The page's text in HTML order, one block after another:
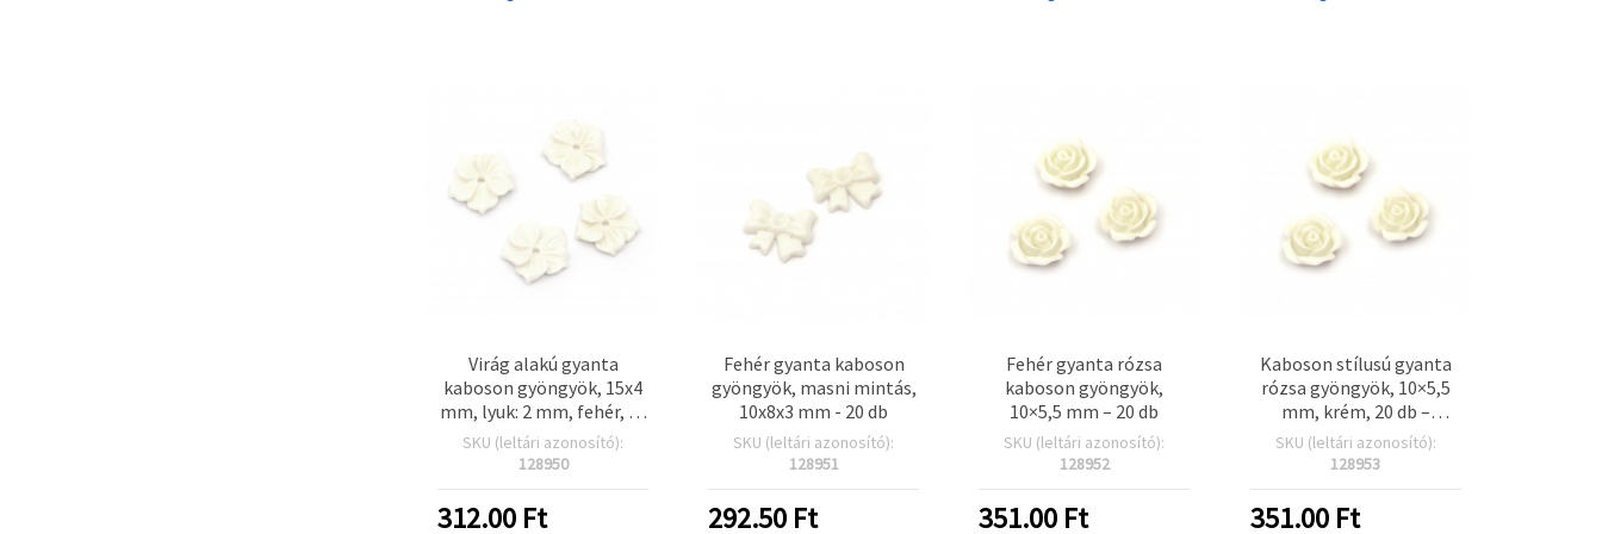
Virág alakú gyanta
kaboson gyöngyök, 15x4
mm, lyuk: 2 mm, fehér, 10
db
SKU (leltári azonosító):
128950
312.00 Ft
Fehér gyanta kaboson
gyöngyök, masni mintás,
10x8x3 mm - 20 db
SKU (leltári azonosító):
128951
292.50 Ft
Fehér gyanta rózsa
kaboson gyöngyök,
10×5,5 mm – 20 db
SKU (leltári azonosító):
128952
351.00 Ft
Kaboson stílusú gyanta
rózsa gyöngyök, 10×5,5
mm, krém, 20 db –
ékszerkészítéshez,
dekorációhoz és
SKU (leltári azonosító):
128953
351.00Ft